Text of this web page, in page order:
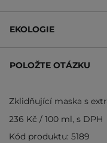
EKOLOGIE
POLOŽTE OTÁZKU
Zklidňující maska ​​s
236 Kč / 100 ml, s DPH
Kód produktu: 5189